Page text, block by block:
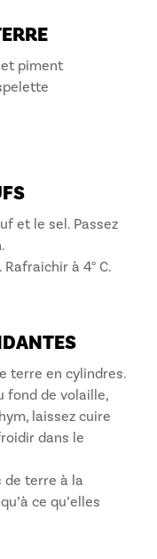
et piment
et le sel. Passez
à 4° C.
terre en cylindres.
fond de volaille,
laissez cuire
dans le
de terre à la
ce qu’elles